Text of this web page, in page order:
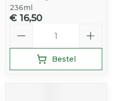
236ml
€ 16,50
Bestel